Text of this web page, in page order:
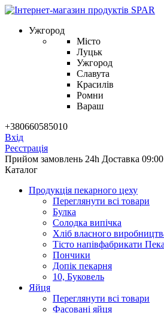
Ужгород
Місто
Луцьк
Ужгород
Славута
Красилів
Ромни
Вараш
+380660585010
Вхід
Реєстрація
Прийом замовлень 24h Доставка
Каталог
Продукцiя пекарного цеху
Переглянути всі товари
Булка
Солодка випiчка
Хлiб власного
Тiсто напiвфабрикати
Пончики
Допік пекарня
10, Буковель
Яйця
Переглянути всі товари
Фасовані яйця